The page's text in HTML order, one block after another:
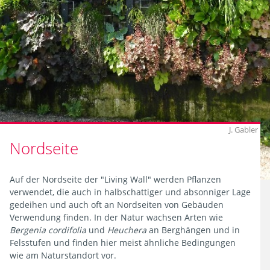
Nordseite
J. Gabler
Auf der Nordseite der "Living Wall" werden Pflanzen
verwendet, die auch in halbschattiger und absonniger Lage
gedeihen und auch oft an Nordseiten von Gebäuden
Verwendung finden. In der Natur wachsen Arten wie
Bergenia cordifolia und Heuchera an Berghängen und in
Felsstufen und finden hier meist ähnliche Bedingungen
wie am Naturstandort vor.
pH-
Wert
22
Treffer
22
Treffer
Zurücksetzen
Wuchsform
Gehölz
Schnittverträglichkeit
Blattausdauer
Bestäubung